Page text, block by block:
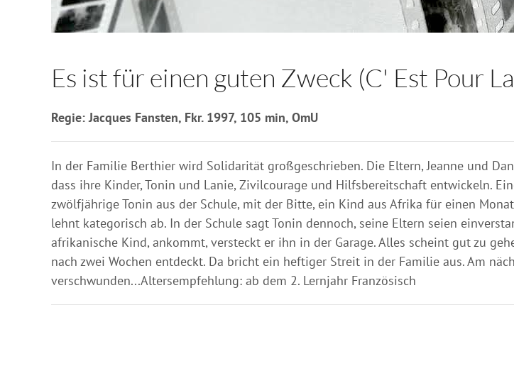
Es ist für einen guten Zweck (C' Est Pour
Regie: Jacques Fansten, Fkr. 1997, 105 min, OmU
In der Familie Berthier wird Solidarität großgeschrieben. Die Eltern, Jeanne und
dass ihre Kinder, Tonin und Lanie, Zivilcourage und Hilfsbereitschaft entwickeln.
zwölfjährige Tonin aus der Schule, mit der Bitte, ein Kind aus Afrika für einen
lehnt kategorisch ab. In der Schule sagt Tonin dennoch, seine Eltern seien
afrikanische Kind, ankommt, versteckt er ihn in der Garage. Alles scheint gut zu
nach zwei Wochen entdeckt. Da bricht ein heftiger Streit in der Familie aus. Am
verschwunden...Altersempfehlung: ab dem 2. Lernjahr Französisch